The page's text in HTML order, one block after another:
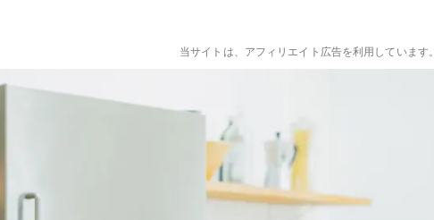
当サイトは、アフィリエイト広告を利用しています。